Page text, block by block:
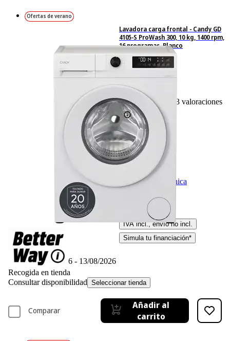
Ofertas de verano
Ficha técnica
Lavadora carga frontal - Candy GD
4105-S ProWash 300, 10 kg, 1400 rpm,
16 programas, Blanco
273Basado en 273 valoraciones
399,00€
329,00€
IVA incl., envío no incl.
Simula tu financiación*
Disponible online
Entrega 12/08/2026 - 13/08/2026
Recogida en tienda
Consultar disponibilidad Seleccionar tienda
Comparar
Añadir al
carrito